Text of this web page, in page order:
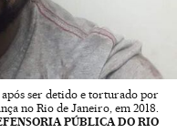
ser detido e torturado por
no Rio de Janeiro, em 2018.
PÚBLICA DO RIO